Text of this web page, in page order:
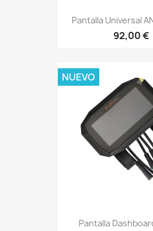
Pantalla Universal
92,00 €
Pantalla
NUEVO